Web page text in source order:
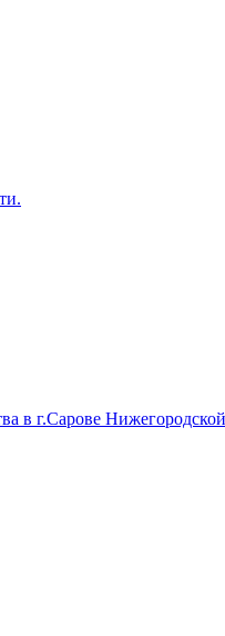
в г.Сарове